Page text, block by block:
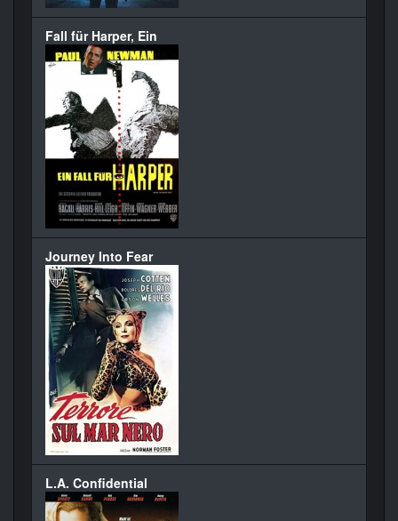
Fall für Harper, Ein
Journey Into Fear
L.A. Confidential